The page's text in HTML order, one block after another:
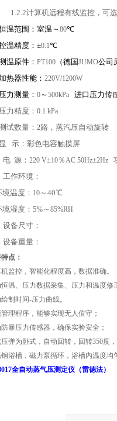
1.2.2计算机远程有线监控，可
温范围：室温～80℃
温精度：±0.1℃
温原件： PT100 （德国JUMO公司
热器性能： 220V/1200W
力测量： 0～500kPa
进口压力传
力精度： 0.1 kPa
试数量： 2路，蒸汽压自动旋转
示：彩色电容触摸屏
电 源： 220 V±10％AC 50Hz±2Hz
工作环境：
境温度： 10 ～40℃
境湿度：5% ～ 85%RH
设备尺寸：
设备重量：
点：
监控 ，智能化程度高，数据准确。
恒温、压力数据采集、压力和温度修
制时间-压力曲线。
理程序，能够实现无人值守；
防暴压力传感器，确保实验安全；
弹为卧式，自动回转，回转350度
浴槽，磁力泵循环，浴槽内温度均
全自动蒸气压测定仪（雷德法）